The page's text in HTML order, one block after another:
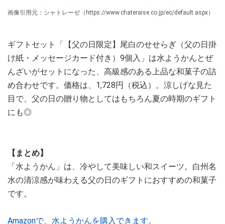
画像引用元：シャトレーゼ（https://www.chateraise.co.jp/ec/default.aspx）
ギフトセット「【父の日限定】尾白のせせらぎ（父の日掛
け紙・メッセージカード付き）9個入」は水ようかんとぜ
んざいがセットになった、高級感のある上品な和菓子の詰
め合わせです。価格は、1,728円（税込）。涼しげな見た
目で、父の日の贈り物としてはもちろん夏の時期のギフト
にも◎
【まとめ】
「水ようかん」は、冷やして美味しい和スイーツ。白州名
水の清涼感が味わえる父の日のギフトにおすすめの和菓子
です。
Amazonで、水ようかんを購入できます。